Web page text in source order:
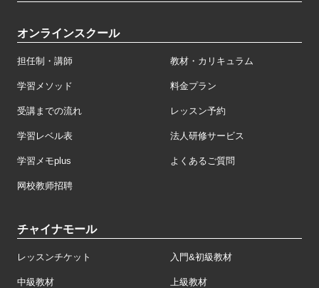
オンラインスクール
担任制・講師 教材・カリキュラム
学習メソッド 料金プラン
受講までの流れ レッスン予約
学習レベル表 法人研修サービス
学習メモplus よくあるご質問
网校教师招聘
チャイナモール
レッスンチケット 入門&初級教材
中級教材 上級教材